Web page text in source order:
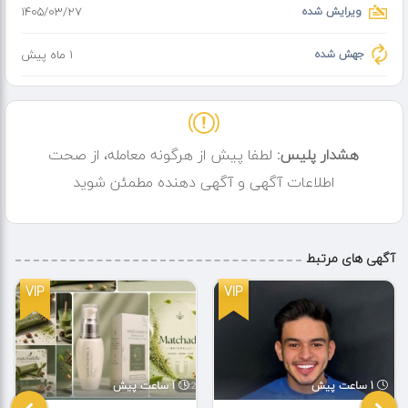
ویرایش شده ۱۴۰۵/۰۳/۲۷
جهش شده 1 ماه پیش
هشدار پلیس: لطفا پیش از هرگونه معامله، از صحت
اطلاعات آگهی و آگهی دهنده مطمئن شوید
آگهی های مرتبط
VIP
1 ساعت پیش
VIP
1 ساعت پیش